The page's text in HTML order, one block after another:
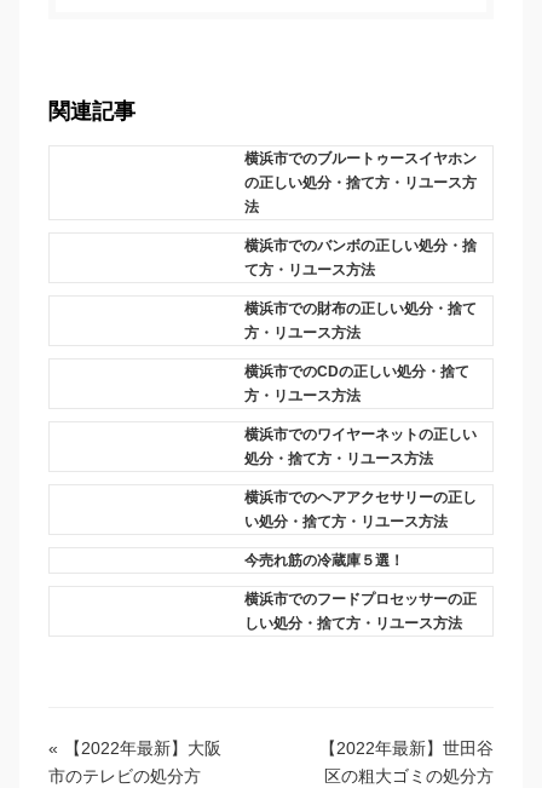
関連記事
横浜市でのブルートゥースイヤホン
の正しい処分・捨て方・リユース方
法
横浜市でのバンボの正しい処分・捨
て方・リユース方法
横浜市での財布の正しい処分・捨て
方・リユース方法
横浜市でのCDの正しい処分・捨て
方・リユース方法
横浜市でのワイヤーネットの正しい
処分・捨て方・リユース方法
横浜市でのヘアアクセサリーの正し
い処分・捨て方・リユース方法
今売れ筋の冷蔵庫５選！
横浜市でのフードプロセッサーの正
しい処分・捨て方・リユース方法
«
【2022年最新】大阪
市のテレビの処分方
【2022年最新】世田谷
区の粗大ゴミの処分方